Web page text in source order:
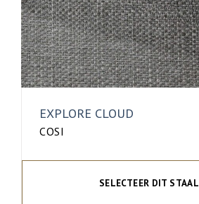
EXPLORE CLOUD
COSI
SELECTEER DIT STAAL